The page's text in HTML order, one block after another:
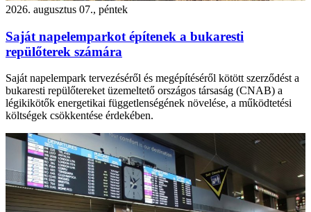
2026. augusztus 07., péntek
Saját napelemparkot építenek a bukaresti
repülőterek számára
Saját napelempark tervezéséről és megépítéséről kötött szerződést a
bukaresti repülőtereket üzemeltető országos társaság (CNAB) a
légikikötők energetikai függetlenségének növelése, a működtetési
költségek csökkentése érdekében.